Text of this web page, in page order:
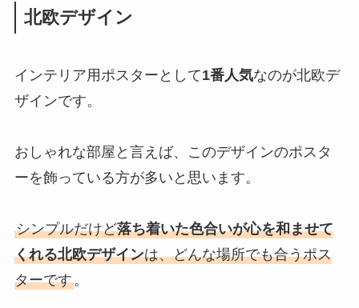
北欧デザイン
インテリア用ポスターとして1番人気なのが北欧デ
ザインです。
おしゃれな部屋と言えば、このデザインのポスタ
ーを飾っている方が多いと思います。
シンプルだけど落ち着いた色合いが心を和ませて
くれる北欧デザインは、どんな場所でも合うポス
ターです。